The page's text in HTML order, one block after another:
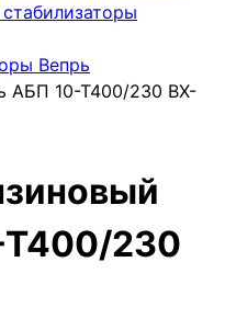
Вепрь
АБП 10-Т400/230 ВХ-
Т400/230